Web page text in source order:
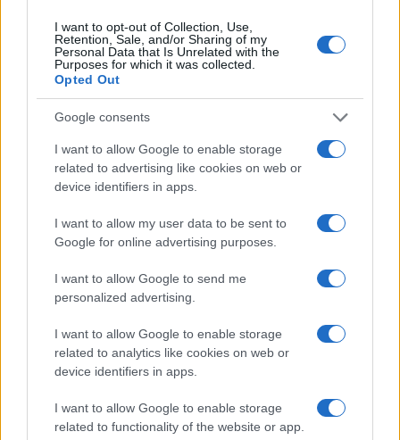
I want to opt-out of Collection, Use,
Retention, Sale, and/or Sharing of my
Personal Data that Is Unrelated with the
Purposes for which it was collected.
Opted Out
Google consents
I want to allow Google to enable storage
related to advertising like cookies on web or
device identifiers in apps.
I want to allow my user data to be sent to
Google for online advertising purposes.
I want to allow Google to send me
personalized advertising.
I want to allow Google to enable storage
related to analytics like cookies on web or
device identifiers in apps.
I want to allow Google to enable storage
related to functionality of the website or app.
Paolo Pinna
Martina Agostina Diturco
I nostri cari
I nostri cari
I nostri cari